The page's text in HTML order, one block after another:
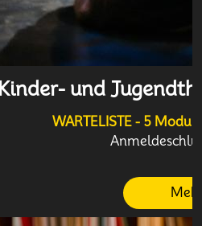
und
WARTELISTE - 5